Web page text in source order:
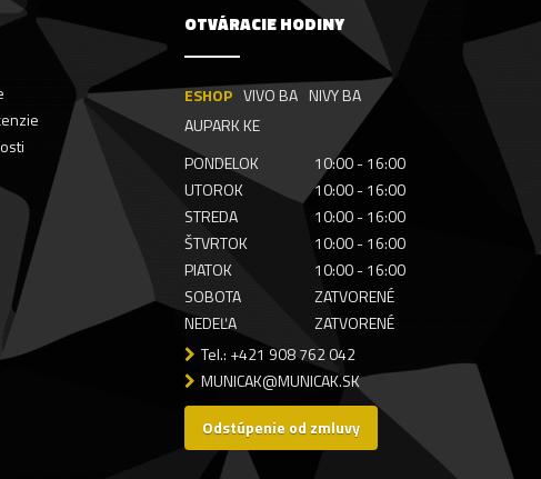
OTVÁRACIE HODINY
ESHOP VIVO BA NIVY BA
AUPARK KE
PONDELOK
10:00 - 16:00
UTOROK
10:00 - 16:00
STREDA
10:00 - 16:00
ŠTVRTOK
10:00 - 16:00
PIATOK
10:00 - 16:00
SOBOTA
ZATVORENÉ
NEDEĽA
ZATVORENÉ
Tel.: +421 908 762 042
MUNICAK@MUNICAK.SK
Odstúpenie od zmluvy